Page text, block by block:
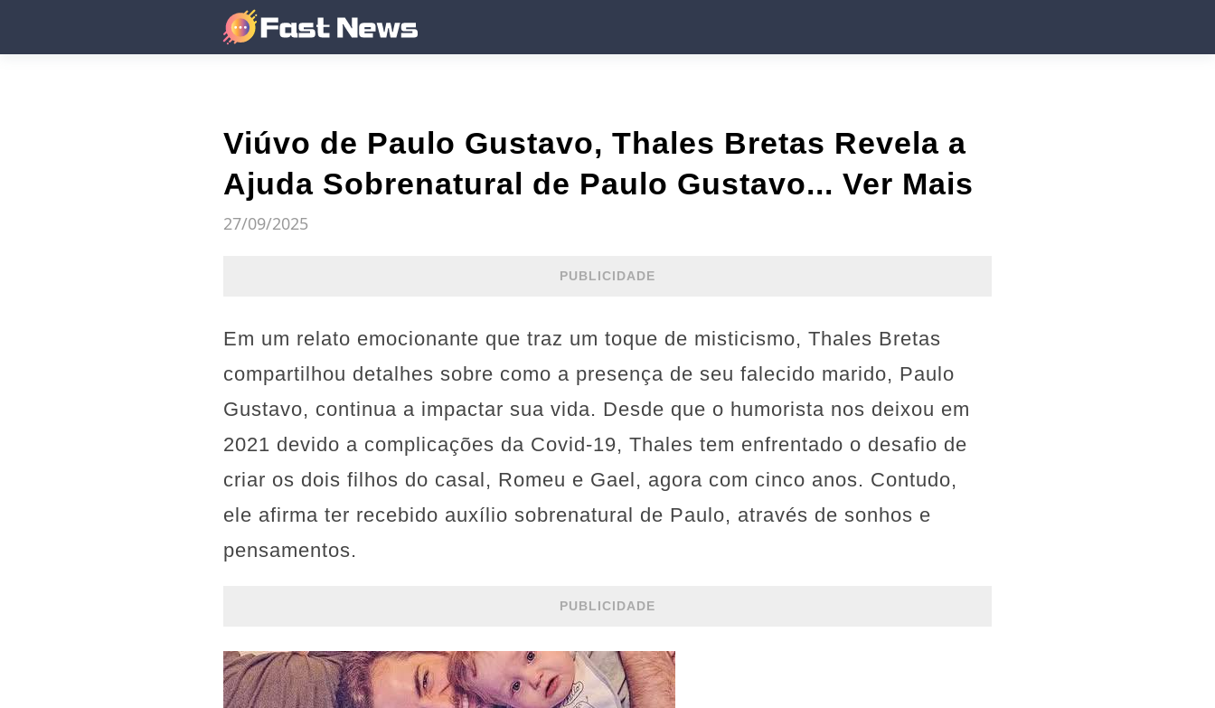
Viúvo de Paulo Gustavo, Thales Bretas Revela a
Ajuda Sobrenatural de Paulo Gustavo... Ver Mais
27/09/2025
PUBLICIDADE
Em um relato emocionante que traz um toque de misticismo, Thales Bretas
compartilhou detalhes sobre como a presença de seu falecido marido, Paulo
Gustavo, continua a impactar sua vida. Desde que o humorista nos deixou em
2021 devido a complicações da Covid-19, Thales tem enfrentado o desafio de
criar os dois filhos do casal, Romeu e Gael, agora com cinco anos. Contudo,
ele afirma ter recebido auxílio sobrenatural de Paulo, através de sonhos e
pensamentos.
PUBLICIDADE